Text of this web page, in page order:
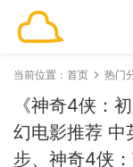
当前位置： 首页 热门
《神奇4侠：
幻电影推荐 中
步、神奇4侠